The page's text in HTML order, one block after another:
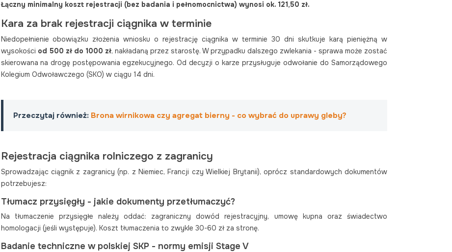
Łączny minimalny koszt rejestracji (bez badania i pełnomocnictwa) wynosi ok. 121,50 zł.
Kara za brak rejestracji ciągnika w terminie
Niedopełnienie obowiązku złożenia wniosku o rejestrację ciągnika w terminie 30 dni skutkuje karą pieniężną w
wysokości od 500 zł do 1000 zł, nakładaną przez starostę. W przypadku dalszego zwlekania - sprawa może zostać
skierowana na drogę postępowania egzekucyjnego. Od decyzji o karze przysługuje odwołanie do Samorządowego
Kolegium Odwoławczego (SKO) w ciągu 14 dni.
Przeczytaj również: Brona wirnikowa czy agregat bierny - co wybrać do uprawy gleby?
Rejestracja ciągnika rolniczego z zagranicy
Sprowadzając ciągnik z zagranicy (np. z Niemiec, Francji czy Wielkiej Brytanii), oprócz standardowych dokumentów
potrzebujesz:
Tłumacz przysięgły - jakie dokumenty przetłumaczyć?
Na tłumaczenie przysięgłe należy oddać: zagraniczny dowód rejestracyjny, umowę kupna oraz świadectwo
homologacji (jeśli występuje). Koszt tłumaczenia to zwykle 30-60 zł za stronę.
Badanie techniczne w polskiej SKP - normy emisji Stage V